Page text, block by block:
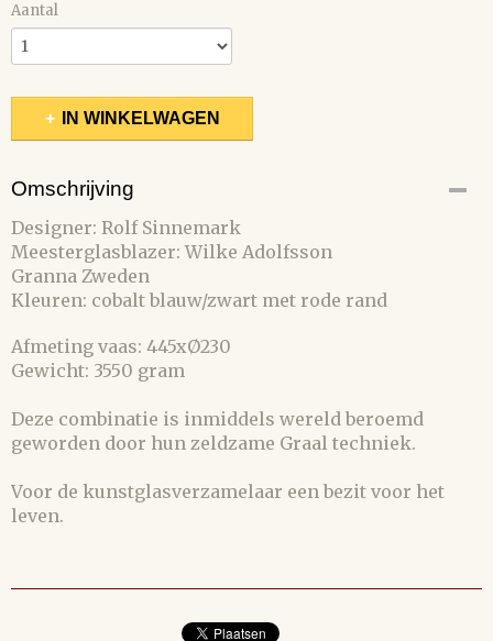
Aantal
IN WINKELWAGEN
Omschrijving
Designer: Rolf Sinnemark
Meesterglasblazer: Wilke Adolfsson
Granna Zweden
Kleuren: cobalt blauw/zwart met rode rand
Afmeting vaas: 445xØ230
Gewicht: 3550 gram
Deze combinatie is inmiddels wereld beroemd
geworden door hun zeldzame Graal techniek.
Voor de kunstglasverzamelaar een bezit voor het
leven.